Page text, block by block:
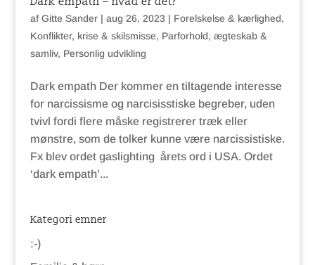
afGitte Sander| aug 26, 2023 | Forelskelse & kærlighed,
Konflikter, krise & skilsmisse, Parforhold, ægteskab &
samliv, Personlig udvikling
Dark empath Der kommer en tiltagende interesse
for narcissisme og narcisisstiske begreber, uden
tvivl fordi flere måske registrerer træk eller
mønstre, som de tolker kunne være narcissistiske.
Fx blev ordet gaslighting årets ord i USA. Ordet
‘dark empath’...
Kategori emner
:-)